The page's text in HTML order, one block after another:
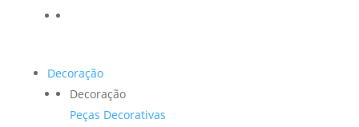
Decoração
Decoração
Peças Decorativas